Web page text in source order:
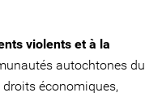
violents et à la
autochtones du
économiques,